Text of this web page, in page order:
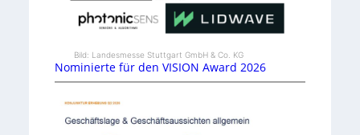
Bild: Landesmesse Stuttgart GmbH & Co. KG
Nominierte für den VISION Award 2026